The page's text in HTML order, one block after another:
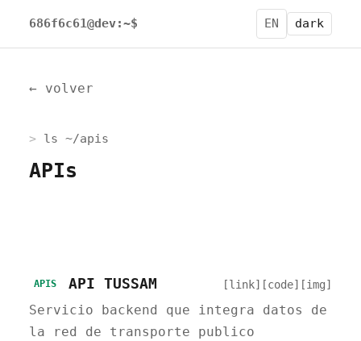
686f6c61@dev:~$ EN dark
← volver
ls ~/apis
APIs
APIS API TUSSAM [link] [code] [img]
Servicio backend que integra datos de
la red de transporte publico